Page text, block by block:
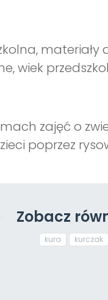
wiek
zajęć o
poprzez
Zobacz
kura kurczak